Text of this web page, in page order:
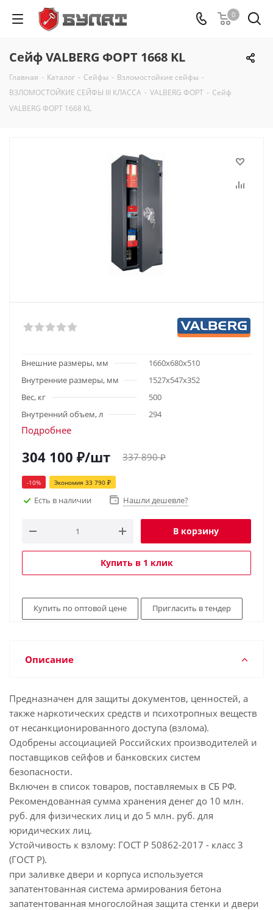
0
Сейф VALBERG ФОРТ 1668 KL
Главная - Каталог - Сейфы - Взломостойкие сейфы -
ВЗЛОМОСТОЙКИЕ СЕЙФЫ III КЛАССА - VALBERG ФОРТ - Сейф
VALBERG ФОРТ 1668 KL
Внешние размеры, мм
1660х680х510
Внутренние размеры, мм
1527х547х352
Вес, кг
500
Внутренний объем, л
294
Подробнее
304 100 ₽/шт 337 890₽
-10% Экономия 33 790 ₽
Есть в наличии Нашли дешевле?
В корзину
Купить в 1 клик
Купить по оптовой цене Пригласить в тендер
Описание
Предназначен для защиты документов, ценностей, а
также наркотических средств и психотропных веществ
от несанкционированного доступа (взлома).
Одобрены ассоциацией Российских производителей и
поставщиков сейфов и банковских систем
безопасности.
Включен в список товаров, поставляемых в СБ РФ.
Рекомендованная сумма хранения денег до 10 млн.
руб. для физических лиц и до 5 млн. руб. для
юридических лиц.
Устойчивость к взлому: ГОСТ Р 50862-2017 - класс 3
(ГОСТ Р).
при заливке двери и корпуса используется
запатентованная система армирования бетона
запатентованная многослойная защита стенки и двери